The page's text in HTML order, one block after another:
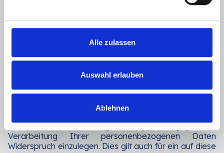
Alle zulassen
Auswahl erlauben
Ablehnen
Eine Vielzahl von Datenverarbeitungsvorgängen ist nur
bereits erteilte Einwilligung können Sie jederzeit
erfolgten Datenerhebung bleibt hiervon unberührt.‍
besonderen Fällen; Widerspruchsrecht gegen
Direktwerbung (Art. 21 GDPR)
Für den Fall, dass die Datenverarbeitung auf der
Grundlage von Art. 6(1)(e) oder (f) GDPR erfolgt,
besonderen Situation ergeben, jederzeit gegen die
Verarbeitung Ihrer personenbezogenen Daten
Widerspruch einzulegen. Dies gilt auch für ein auf diese